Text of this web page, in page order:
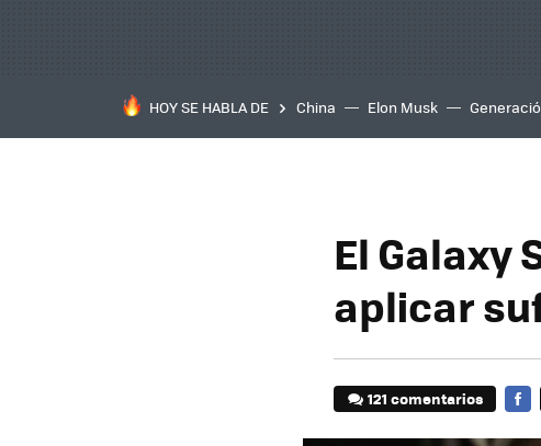
HOY SE HABLA DE China Elon Musk
El Galaxy
aplicar
121 comentarios